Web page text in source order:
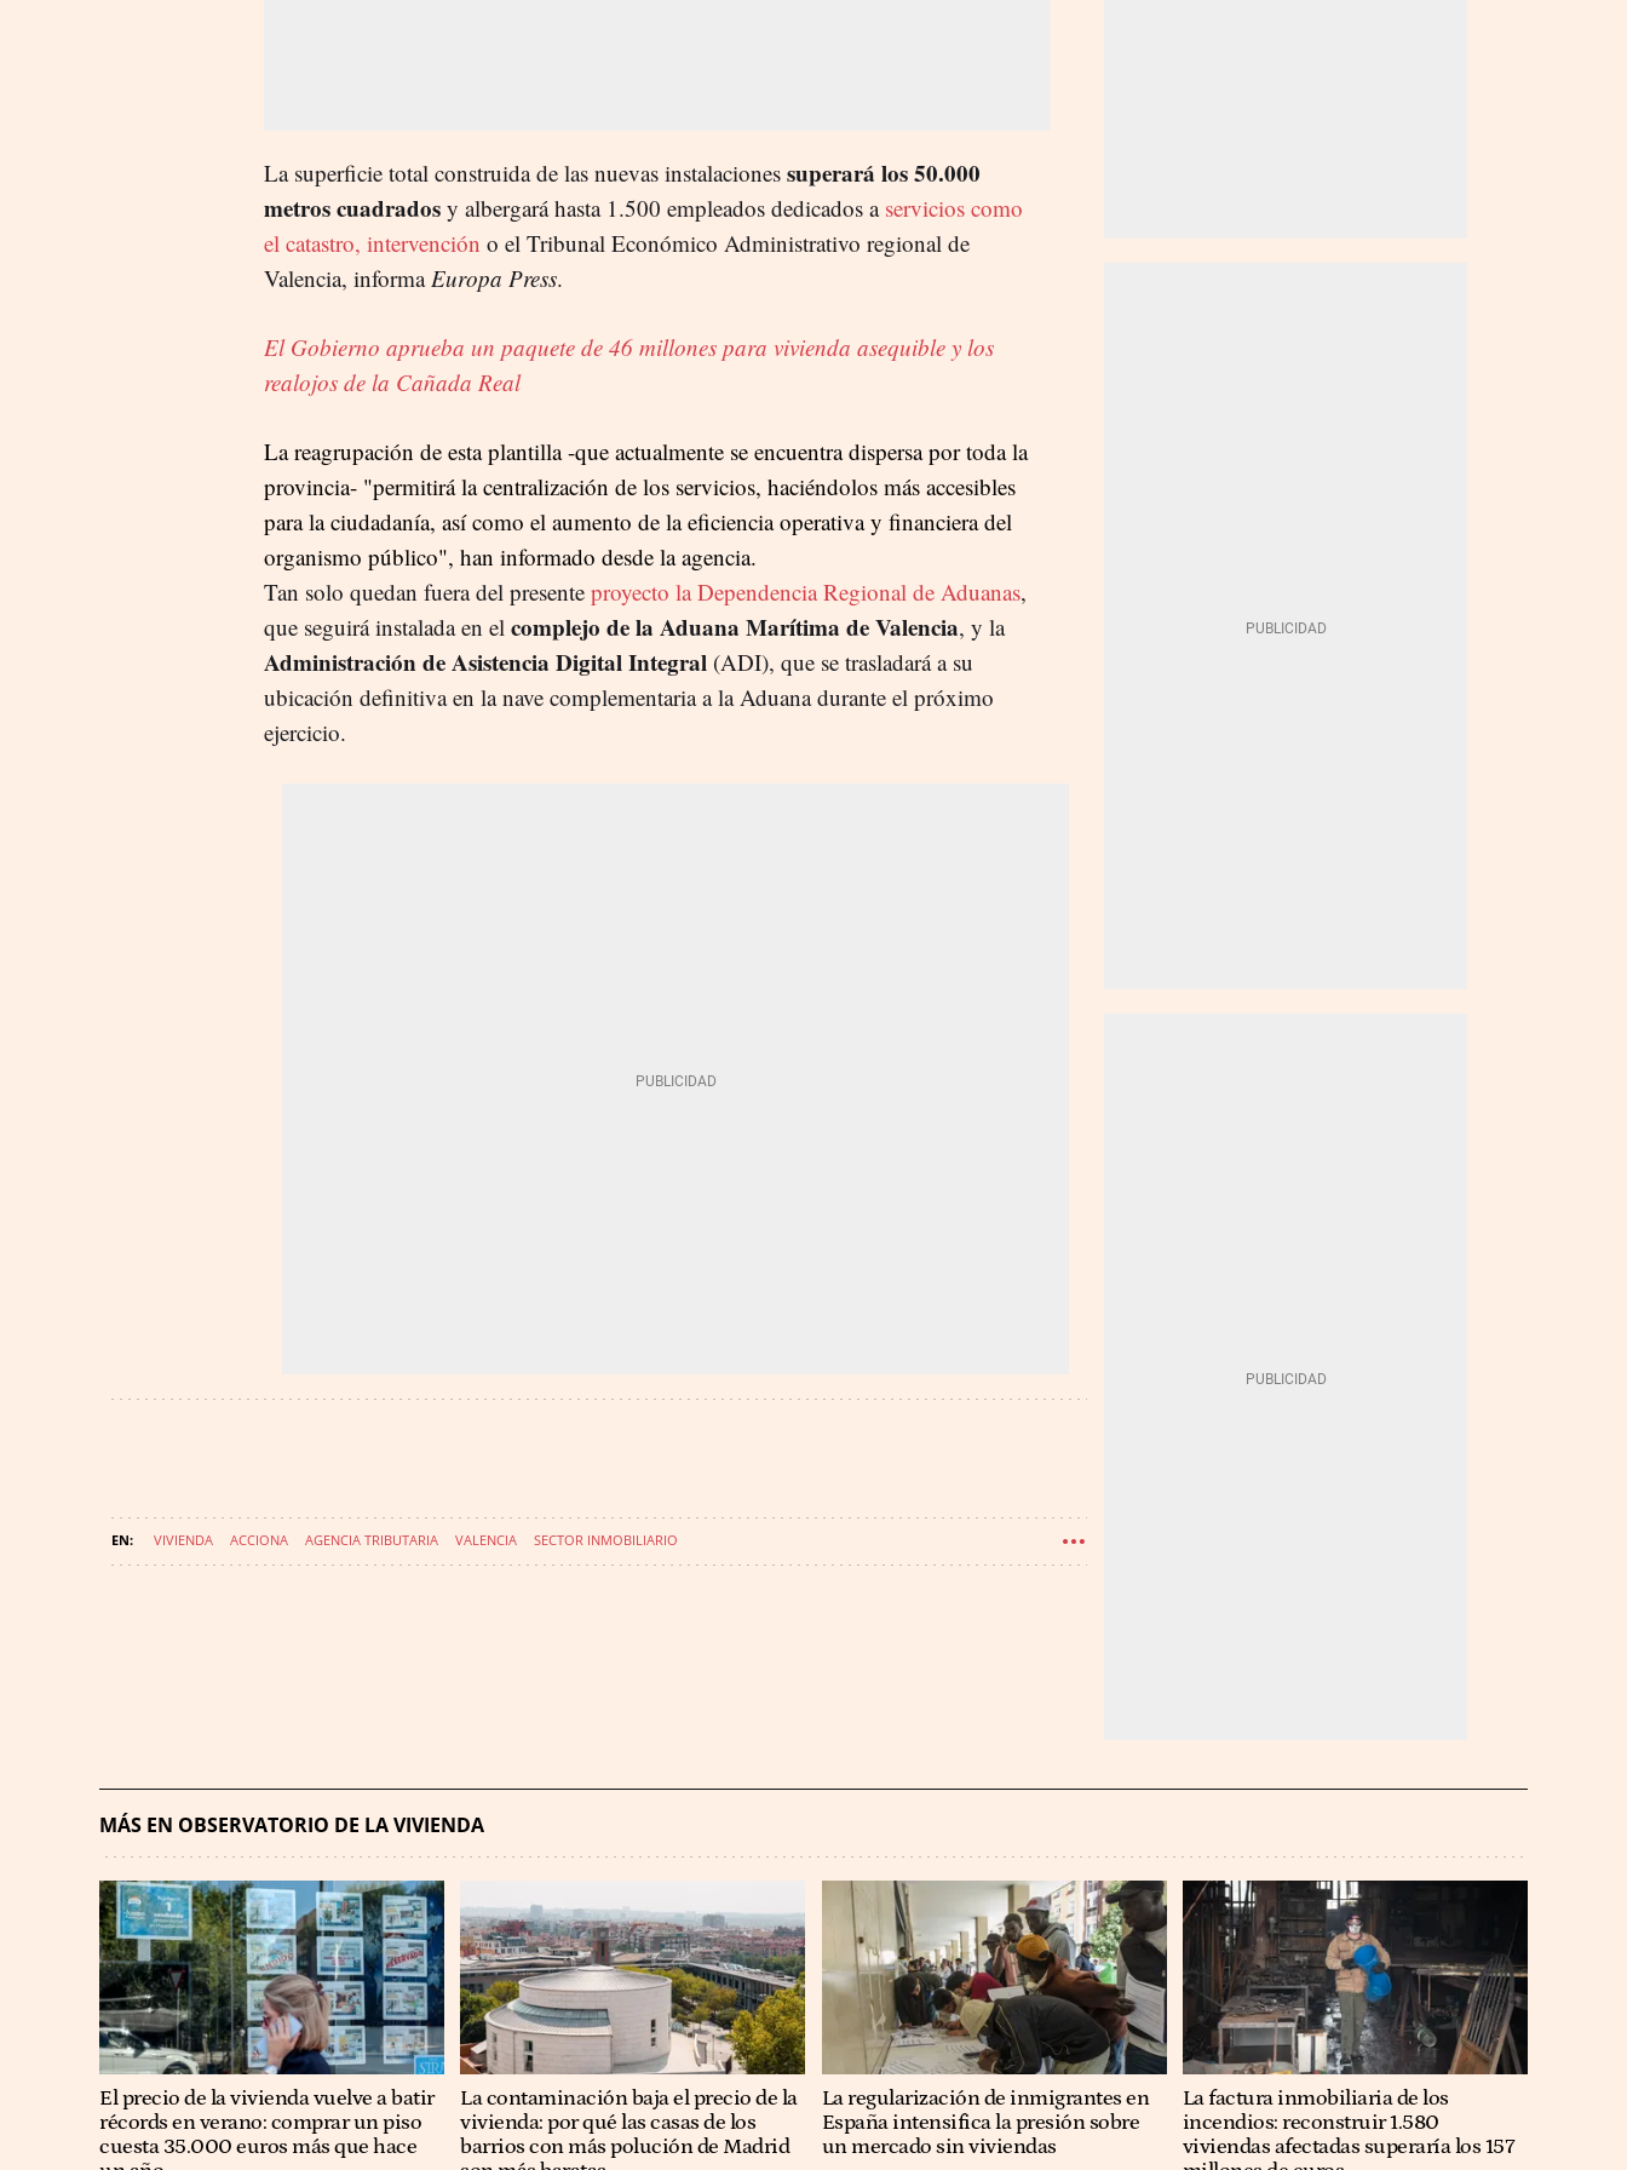
La superficie total construida de las nuevas instalaciones superará los 50.000
metros cuadrados y albergará hasta 1.500 empleados dedicados a servicios como
el catastro, intervención o el Tribunal Económico Administrativo regional de
Valencia, informa Europa Press.
El Gobierno aprueba un paquete de 46 millones para vivienda asequible y los
realojos de la Cañada Real
La reagrupación de esta plantilla -que actualmente se encuentra dispersa por toda la
provincia- "permitirá la centralización de los servicios, haciéndolos más accesibles
para la ciudadanía, así como el aumento de la eficiencia operativa y financiera del
organismo público", han informado desde la agencia.
Tan solo quedan fuera del presente proyecto la Dependencia Regional de Aduanas,
que seguirá instalada en el complejo de la Aduana Marítima de Valencia, y la
Administración de Asistencia Digital Integral (ADI), que se trasladará a su
ubicación definitiva en la nave complementaria a la Aduana durante el próximo
ejercicio.
VIVIENDA ACCIONA AGENCIA TRIBUTARIA VALENCIA SECTOR INMOBILIARIO
MÁS EN OBSERVATORIO DE LA VIVIENDA
El precio de la vivienda vuelve a batir
récords en verano: comprar un piso
cuesta 35.000 euros más que hace
La contaminación baja el precio de la
vivienda: por qué las casas de los
barrios con más polución de Madrid
La regularización de inmigrantes en
España intensifica la presión sobre
un mercado sin viviendas
La factura inmobiliaria de los
incendios: reconstruir 1.580
viviendas afectadas superaría los 157